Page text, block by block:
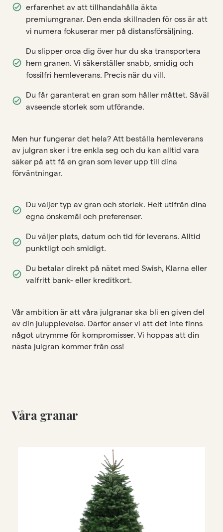
erfarenhet av att tillhandahålla äkta
premiumgranar. Den enda skillnaden för oss är att
vi numera fokuserar mer på distansförsäljning.
Du slipper oroa dig över hur du ska transportera
hem granen. Vi säkerställer snabb, smidig och
fossilfri hemleverans. Precis när du vill.
Du får garanterat en gran som håller måttet. Såväl
avseende storlek som utförande.
Men hur fungerar det hela? Att beställa hemleverans
av julgran sker i tre enkla seg och du kan alltid vara
säker på att få en gran som lever upp till dina
förväntningar.
Du väljer typ av gran och storlek. Helt utifrån dina
egna önskemål och preferenser.
Du väljer plats, datum och tid för leverans. Alltid
punktligt och smidigt.
Du betalar direkt på nätet med Swish, Klarna eller
valfritt bank- eller kreditkort.
Vår ambition är att våra julgranar ska bli en given del
av din julupplevelse. Därför anser vi att det inte finns
något utrymme för kompromisser. Vi hoppas att din
nästa julgran kommer från oss!
Våra granar